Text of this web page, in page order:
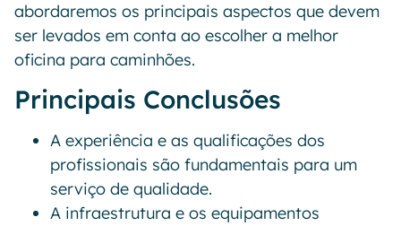
abordaremos os principais aspectos que devem
ser levados em conta ao escolher a melhor
oficina para caminhões.
Principais Conclusões
A experiência e as qualificações dos
profissionais são fundamentais para um
serviço de qualidade.
A infraestrutura e os equipamentos